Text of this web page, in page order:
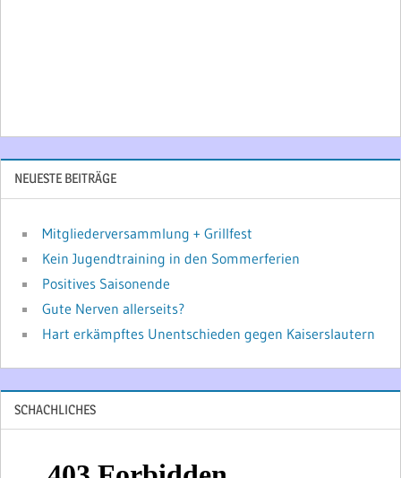
NEUESTE BEITRÄGE
Mitgliederversammlung + Grillfest
Kein Jugendtraining in den Sommerferien
Positives Saisonende
Gute Nerven allerseits?
Hart erkämpftes Unentschieden gegen Kaiserslautern
SCHACHLICHES